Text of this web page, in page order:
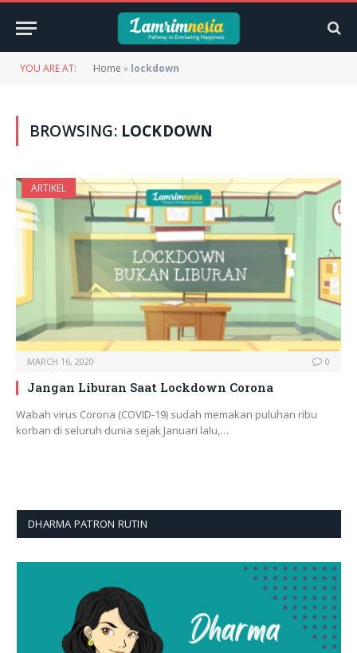
YOU ARE AT: Home » lockdown
BROWSING: LOCKDOWN
ARTIKEL
MARCH 16, 2020 0
Jangan Liburan Saat Lockdown Corona
Wabah virus Corona (COVID-19) sudah memakan puluhan ribu
korban di seluruh dunia sejak Januari lalu,…
DHARMA PATRON RUTIN